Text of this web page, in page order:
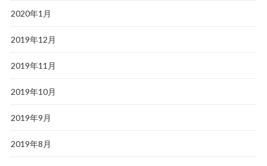
2020年1月
2019年12月
2019年11月
2019年10月
2019年9月
2019年8月